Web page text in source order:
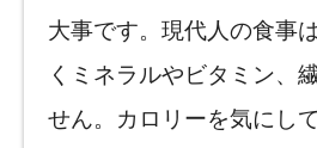
大事です。現代人の食事
くミネラルやビタミン、
せん。カロリーを気にし